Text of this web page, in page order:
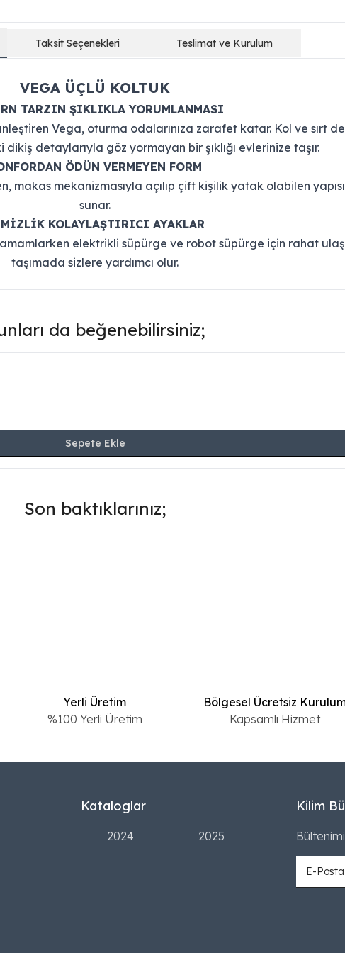
Taksit Seçenekleri Teslimat ve Kurulum
VEGA ÜÇLÜ KOLTUK
TARZIN ŞIKLIKLA YORUMLANMASI
Vega, oturma odalarınıza zarafet katar. Kol ve sırt
dikiş detaylarıyla göz yormayan bir şıklığı evlerinize taşır.
ÖDÜN VERMEYEN FORM
makas mekanizmasıyla açılıp çift kişilik yatak olabilen
sunar.
KOLAYLAŞTIRICI AYAKLAR
elektrikli süpürge ve robot süpürge için rahat
taşımada sizlere yardımcı olur.
da beğenebilirsiniz;
Sepete Ekle
Son baktıklarınız;
Yerli Üretim
%100 Yerli Üretim
Bölgesel Ücretsiz
Kapsamlı Hizmet
Kataloglar
2024 2025
Kilim